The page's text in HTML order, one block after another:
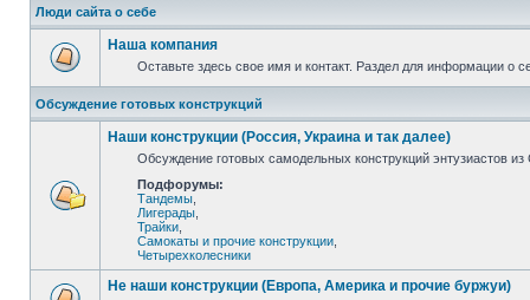
Люди сайта о себе
Наша компания
Оставьте здесь свое имя и контакт. Раздел для информации о
Обсуждение готовых конструкций
Наши конструкции (Россия, Украина и так далее)
Обсуждение готовых самодельных конструкций энтузиастов
Подфорумы:
Тандемы
Лигерады
Трайки
Самокаты и прочие конструкции
Четырехколесники
Не наши конструкции (Европа, Америка и прочие буржуи)